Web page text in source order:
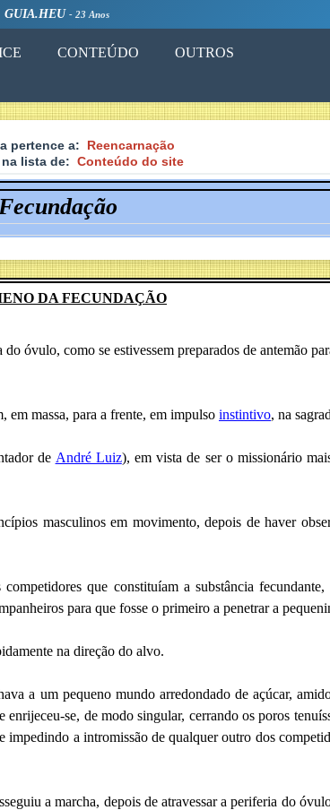
GUIA.HEU - 23 Anos
CONTEÚDO OUTROS
pertence a:
Reencarnação
lista de: Conteúdo do site
DA FECUNDAÇÃO
óvulo, como se estivessem preparados de antemão
em massa, para a frente, em impulso instintivo, na
de André Luiz), em vista de ser o missionário
masculinos em movimento, depois de haver
que constituíam a substância
para que fosse o primeiro a penetrar a
na direção do alvo.
a um pequeno mundo arredondado de açúcar,
se, de modo singular, cerrando os poros
impedindo a intromissão de qualquer outro dos
a marcha, depois de atravessar a periferia do